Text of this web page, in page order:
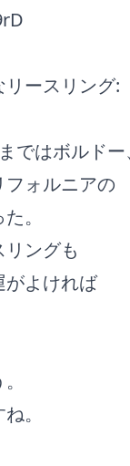
ースリング:
ではボルドー
ォルニアの
。
ングも
がよければ
。